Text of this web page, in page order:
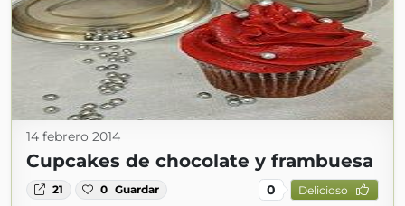
14 febrero 2014
Cupcakes de chocolate y frambuesa
21 0 Guardar 0 Delicioso